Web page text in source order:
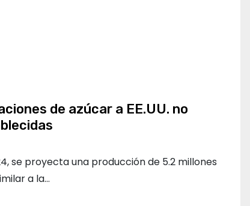
de azúcar a EE.UU. no
se proyecta una producción de 5.2 millones
a la…